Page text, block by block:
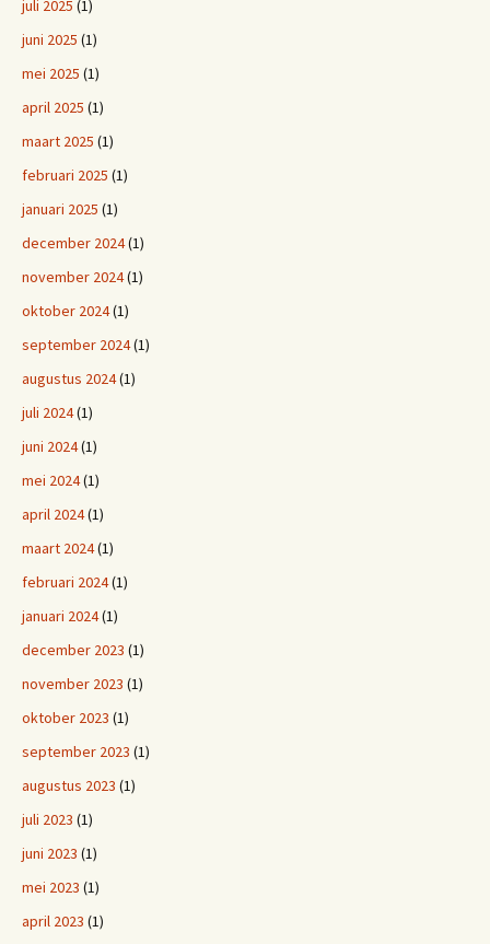
juli 2025 (1)
juni 2025 (1)
mei 2025 (1)
april 2025 (1)
maart 2025 (1)
februari 2025 (1)
januari 2025 (1)
december 2024(1)
november 2024(1)
oktober 2024(1)
september 2024(1)
augustus 2024(1)
juli 2024(1)
juni 2024(1)
mei 2024(1)
april 2024(1)
maart 2024(1)
februari 2024(1)
januari 2024(1)
december 2023 (1)
november 2023 (1)
oktober 2023 (1)
september 2023 (1)
augustus 2023 (1)
juli 2023 (1)
juni 2023 (1)
mei 2023 (1)
april 2023 (1)